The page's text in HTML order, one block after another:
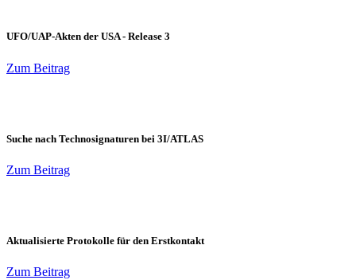
UFO/UAP-Akten der USA - Release 3
Zum Beitrag
Suche nach Technosignaturen bei 3I/ATLAS
Zum Beitrag
Aktualisierte Protokolle für den Erstkontakt
Zum Beitrag